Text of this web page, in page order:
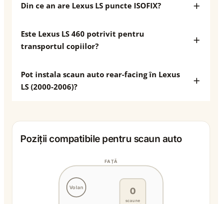
Din ce an are Lexus LS puncte ISOFIX?
Este Lexus LS 460 potrivit pentru
transportul copiilor?
Pot instala scaun auto rear-facing în Lexus
LS (2000-2006)?
Poziții compatibile pentru scaun auto
Volan
FAȚĂ
0
scaune